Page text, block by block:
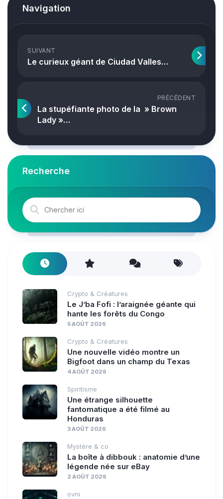
Navigation
SUIVANT
Le curieux géant de Ciudad Valles…
PRÉCÉDENT
La stupéfiante photo de la » Brown
Lady »…
Recherche
Crypto & Créatures
Le J’ba Fofi : l’araignée géante qui
hante les forêts du Congo
5 AOÛT 2026
Crypto & Créatures
Une nouvelle vidéo montre un
Bigfoot dans un champ du Texas
4 AOÛT 2026
Spiritisme
Une étrange silhouette
fantomatique a été filmé au
Honduras
3 AOÛT 2026
Mystère & co
La boîte à dibbouk : anatomie d’une
légende née sur eBay
2 AOÛT 2026
ovni